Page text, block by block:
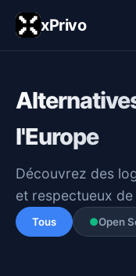
xPrivo
l'Europe
Découvrez des
et respectueux
Tous ●Open